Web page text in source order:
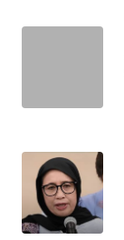
JOGJA
WN
JATIM